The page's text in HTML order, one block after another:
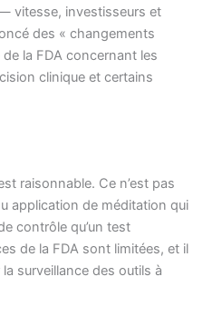
vitesse, investisseurs et
des « changements
la FDA concernant les
clinique et certains
raisonnable. Ce n’est pas
application de méditation qui
contrôle qu’un test
de la FDA sont limitées, et il
surveillance des outils à